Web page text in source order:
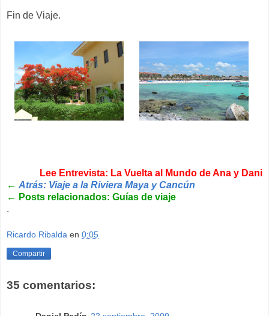
Fin de Viaje.
Lee Entrevista: La Vuelta al Mundo de Ana y Dani
← Atrás: Viaje a la Riviera Maya y Cancún
← Posts relacionados: Guías de viaje
.
Ricardo Ribalda en 0:05
Compartir
35 comentarios: